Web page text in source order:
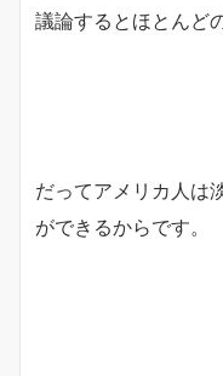
議論するとほとんど
だってアメリカ人は
ができるからです。